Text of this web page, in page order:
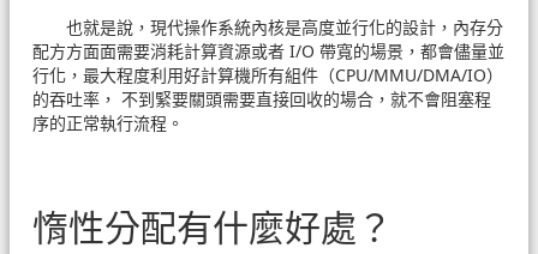
也就是說，現代操作系統內核是高度並行化的設計，內存分
配方方面面需要消耗計算資源或者 I/O 帶寬的場景，都會儘量並
行化，最大程度利用好計算機所有組件（CPU/MMU/DMA/IO）
的吞吐率， 不到緊要關頭需要直接回收的場合，就不會阻塞程
序的正常執行流程。
惰性分配有什麼好處？